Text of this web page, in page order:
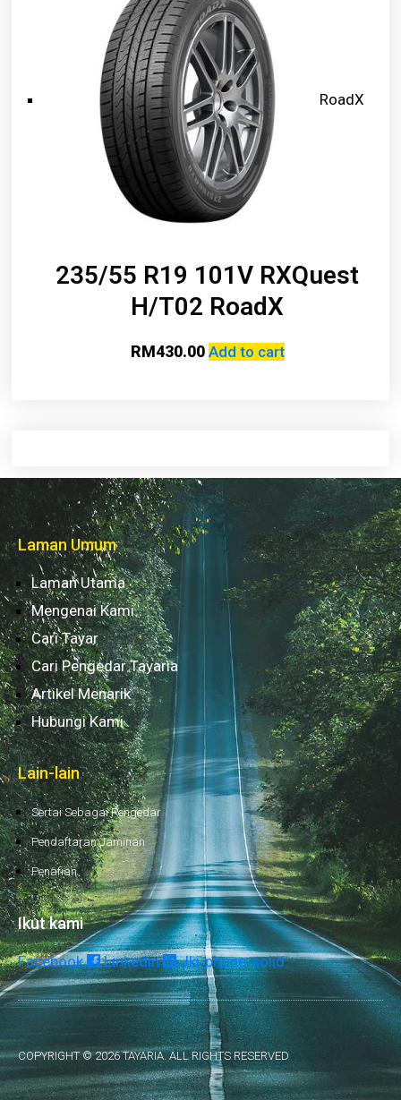
RoadX
235/55 R19 101V RXQuest
H/T02 RoadX
RM430.00 Add to cart
Laman Umum
Laman Utama
Mengenai Kami
Cari Tayar
Cari Pengedar Tayaria
Artikel Menarik
Hubungi Kami
Lain-lain
Sertai Sebagai Pengedar
Pendaftaran Jaminan
Penafian
Ikut kami
Facebook Linkedin Jki-phone-solid
COPYRIGHT © 2026 TAYARIA. ALL RIGHTS RESERVED